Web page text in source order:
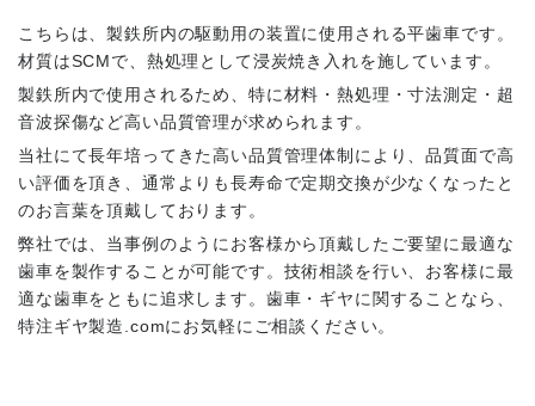
こちらは、製鉄所内の駆動用の装置に使用される平歯車です。
材質はSCMで、熱処理として浸炭焼き入れを施しています。
製鉄所内で使用されるため、特に材料・熱処理・寸法測定・超
音波探傷など高い品質管理が求められます。
当社にて長年培ってきた高い品質管理体制により、品質面で高
い評価を頂き、通常よりも長寿命で定期交換が少なくなったと
のお言葉を頂戴しております。
弊社では、当事例のようにお客様から頂戴したご要望に最適な
歯車を製作することが可能です。技術相談を行い、お客様に最
適な歯車をともに追求します。歯車・ギヤに関することなら、
特注ギヤ製造.comにお気軽にご相談ください。